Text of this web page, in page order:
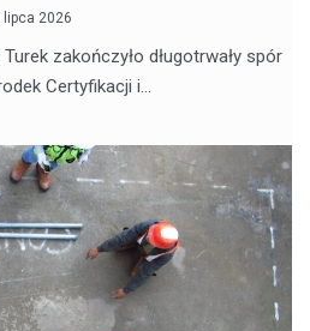
lipca 2026
zakończyło długotrwały spór
Certyfikacji i…